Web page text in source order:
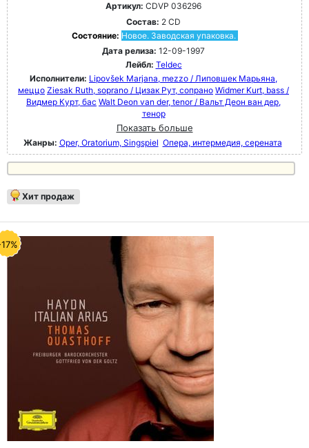
Артикул: CDVP 036296
Состав: 2 CD
Состояние: Новое. Заводская упаковка.
Дата релиза: 12-09-1997
Лейбл: Teldec
Исполнители: Lipovšek Marjana, mezzo / Липовшек Марьяна,
меццо Ziesak Ruth, soprano / Цизак Рут, сопрано Widmer Kurt, bass /
Видмер Курт, бас Walt Deon van der, tenor / Вальт Деон ван дер,
тенор
Показать больше
Жанры: Oper, Oratorium, Singspiel Опера, интермедия, серената
Хит продаж